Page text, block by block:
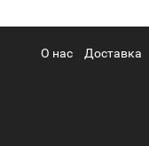
О нас Доставка